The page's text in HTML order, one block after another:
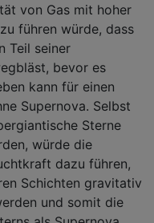
von Gas mit hoher
führen würde, dass
Teil seiner
bevor es
kann für einen
Supernova. Selbst
Sterne
würde die
dazu führen,
Schichten gravitativ
und somit die